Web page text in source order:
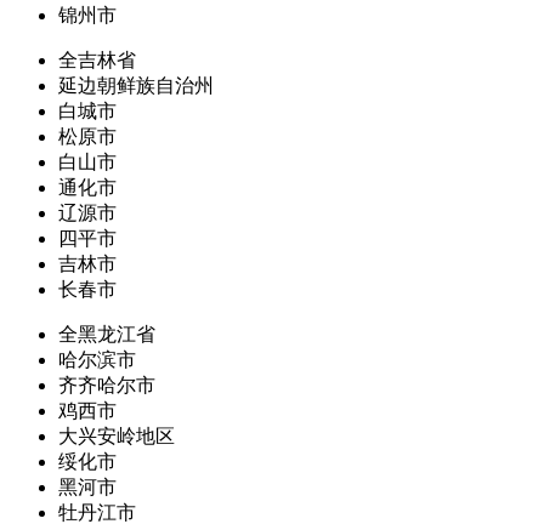
锦州市
全吉林省
延边朝鲜族自治州
白城市
松原市
白山市
通化市
辽源市
四平市
吉林市
长春市
全黑龙江省
哈尔滨市
齐齐哈尔市
鸡西市
大兴安岭地区
绥化市
黑河市
牡丹江市